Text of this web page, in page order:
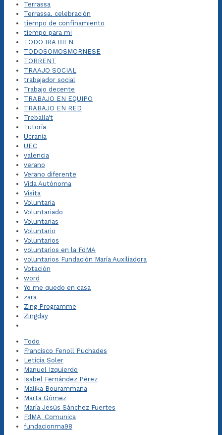
Terrassa
Terrassa. celebración
tiempo de confinamiento
tiempo para mi
TODO IRA BIEN
TODOSOMOSMORNESE
TORRENT
TRAAJO SOCIAL
trabajador social
Trabajo decente
TRABAJO EN EQUIPO
TRABAJO EN RED
Treballa't
Tutoría
Ucrania
UEC
valencia
verano
Verano diferente
Vida Autónoma
Visita
Voluntaria
Voluntariado
Voluntarias
Voluntario
Voluntarios
voluntarios en la FdMA
voluntarios Fundación María Auxiliadora
Votación
word
Yo me quedo en casa
zara
Zing Programme
Zingday
Todo
Francisco Fenoll Puchades
Leticia Soler
Manuel Izquierdo
Isabel Fernández Pérez
Malika Bourammana
Marta Gómez
María Jesús Sánchez Fuertes
FdMA_Comunica
fundacionma98